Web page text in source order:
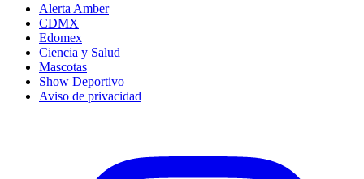
Alerta Amber
CDMX
Edomex
Ciencia y Salud
Mascotas
Show Deportivo
Aviso de privacidad